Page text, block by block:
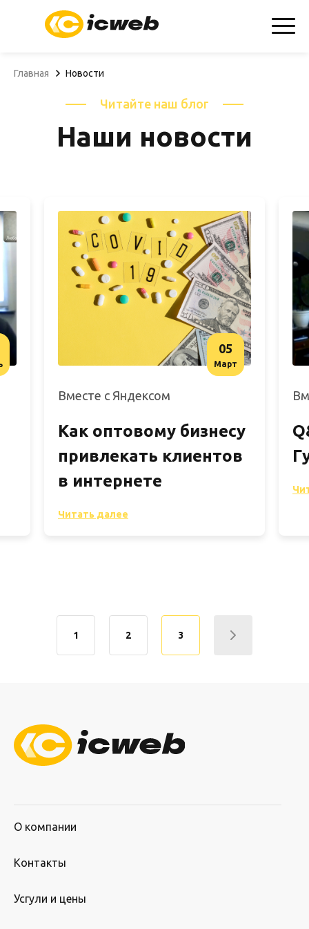
+7(904)607-01-69
Главная Новости
Читайте наш блог
Наши новости
Вместе с Яндексом
Как оптовому бизнесу
привлекать клиентов
в интернете
Читать далее
05
Март
1 2 3
О компании
Контакты
Усгули и цены